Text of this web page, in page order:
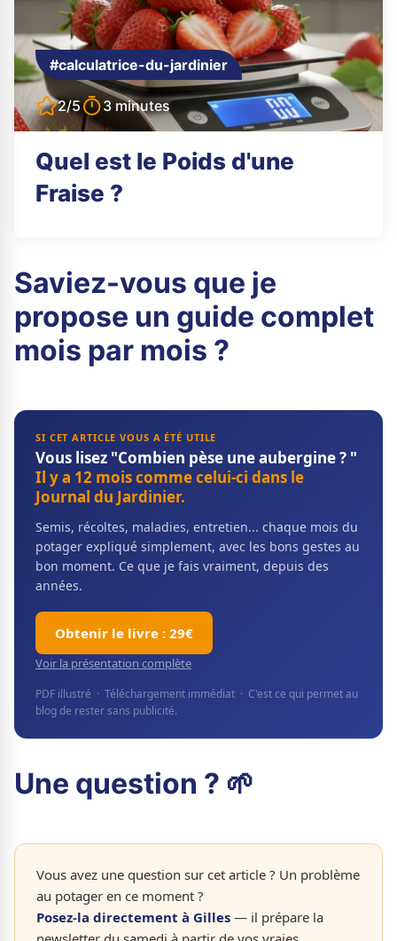
#calculatrice-du-jardinier
2/5 3 minutes
Quel est le Poids d'une
Fraise ?
Saviez-vous que je
propose un guide complet
mois par mois ?
SI CET ARTICLE VOUS A ÉTÉ UTILE
Vous lisez "Combien pèse une aubergine ? "
Il y a 12 mois comme celui-ci dans le
Journal du Jardinier.
Semis, récoltes, maladies, entretien... chaque mois du
potager expliqué simplement, avec les bons gestes au
bon moment. Ce que je fais vraiment, depuis des
années.
Obtenir le livre : 29€
Voir la présentation complète
PDF illustré · Téléchargement immédiat · C'est ce qui permet au
blog de rester sans publicité.
Une question ? 🌱
Vous avez une question sur cet article ? Un problème
au potager en ce moment ?
Posez-la directement à Gilles — il prépare la